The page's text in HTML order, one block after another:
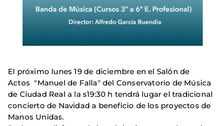
El próximo lunes 19 de diciembre en el Salón de
Actos "Manuel de Falla" del Conservatorio de Música
de Ciudad Real a la s19:30 h tendrá lugar el tradicional
concierto de Navidad a beneficio de los proyectos de
Manos Unidas.